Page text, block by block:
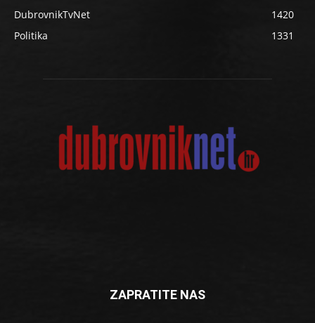
DubrovnikTvNet
1420
Politika
1331
ZAPRATITE NAS